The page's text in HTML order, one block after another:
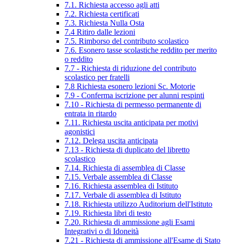
7.1. Richiesta accesso agli atti
7.2. Richiesta certificati
7.3. Richiesta Nulla Osta
7.4 Ritiro dalle lezioni
7.5. Rimborso del contributo scolastico
7.6. Esonero tasse scolastiche reddito per merito
o reddito
7.7 - Richiesta di riduzione del contributo
scolastico per fratelli
7.8 Richiesta esonero lezioni Sc. Motorie
7.9 - Conferma iscrizione per alunni respinti
7.10 - Richiesta di permesso permanente di
entrata in ritardo
7.11. Richiesta uscita anticipata per motivi
agonistici
7.12. Delega uscita anticipata
7.13 - Richiesta di duplicato del libretto
scolastico
7.14. Richiesta di assemblea di Classe
7.15. Verbale assemblea di Classe
7.16. Richiesta assemblea di Istituto
7.17. Verbale di assemblea di Istituto
7.18. Richiesta utilizzo Auditorium dell'Istituto
7.19. Richiesta libri di testo
7.20. Richiesta di ammissione agli Esami
Integrativi o di Idoneità
7.21 - Richiesta di ammissione all'Esame di Stato